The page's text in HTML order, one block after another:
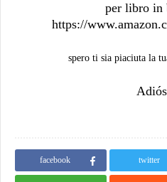
per libro in
https://
spero ti sia piaciuta la
facebook twitter